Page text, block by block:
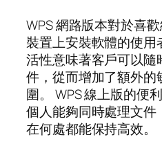
WPS 網路版本對於喜
裝置上安裝軟體的使
活性意味著客戶可以隨
件，從而增加了額外的
圍。 WPS 線上版的便
個人能夠同時處理文件
在何處都能保持高效。